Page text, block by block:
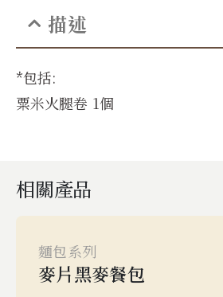
描述
*包括:
粟米火腿卷 1個
相關產品
麵包系列
麥片黑麥餐包